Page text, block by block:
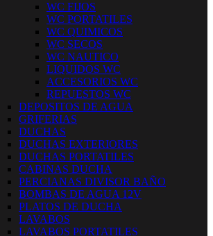
WC FIJOS
WC PORTATILES
WC QUIMICOS
WC SECOS
WC NAUTICO
LIQUIDOS WC
ACCESORIOS WC
REPUESTOS WC
DEPOSITOS DE AGUA
GRIFERIAS
DUCHAS
DUCHAS EXTERIORES
DUCHAS PORTATILES
CABINAS DUCHA
PERCIANAS DIVISOR BAÑO
BOMBAS DE AGUA 12V
PLATOS DE DUCHA
LAVABOS
LAVABOS PORTATILES